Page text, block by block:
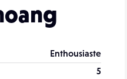
Enthousiaste
5